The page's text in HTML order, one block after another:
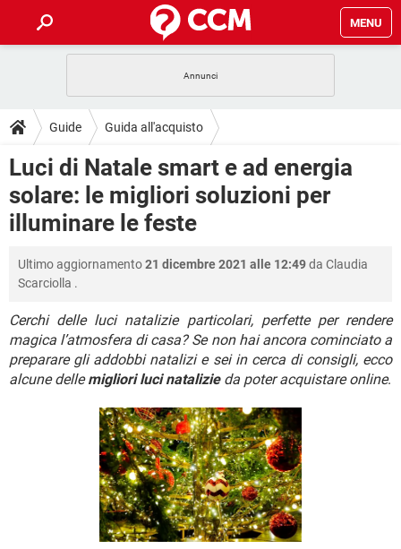
MENU
INTRATTENIMENTO ANDROID
iOS WINDOWS 10
INSTAGRAM WHATSAPP
TIKTOK
GUIDE
COVID-19
INTRATTENIMENTO ANDROID
TIKTOK FACEBOOK
DOWNLOAD
COVID-19 GAMING
INTRATTENIMENTO
INSTAGRAM
TIKTOK FACEBOOK
HARDWARE
FORUM
INTRATTENIMENTO ANDROID
WHATSAPP
TIKTOK FACEBOOK
COVID-19
INTRATTENIMENTO ANDROID
iOS WINDOWS 10
INSTAGRAM WHATSAPP
FACEBOOK
Guide Guida all'acquisto
Luci di Natale smart e ad energia
solare: le migliori soluzioni per
illuminare le feste
Ultimo aggiornamento21 dicembre 2021 alle 12:49da Claudia
Scarciolla .
Cerchi delle luci natalizie particolari, perfette per rendere
magica l’atmosfera di casa? Se non hai ancora cominciato a
preparare gli addobbi natalizi e sei in cerca di consigli, ecco
alcune dellemigliori luci natalizieda poter acquistare online.